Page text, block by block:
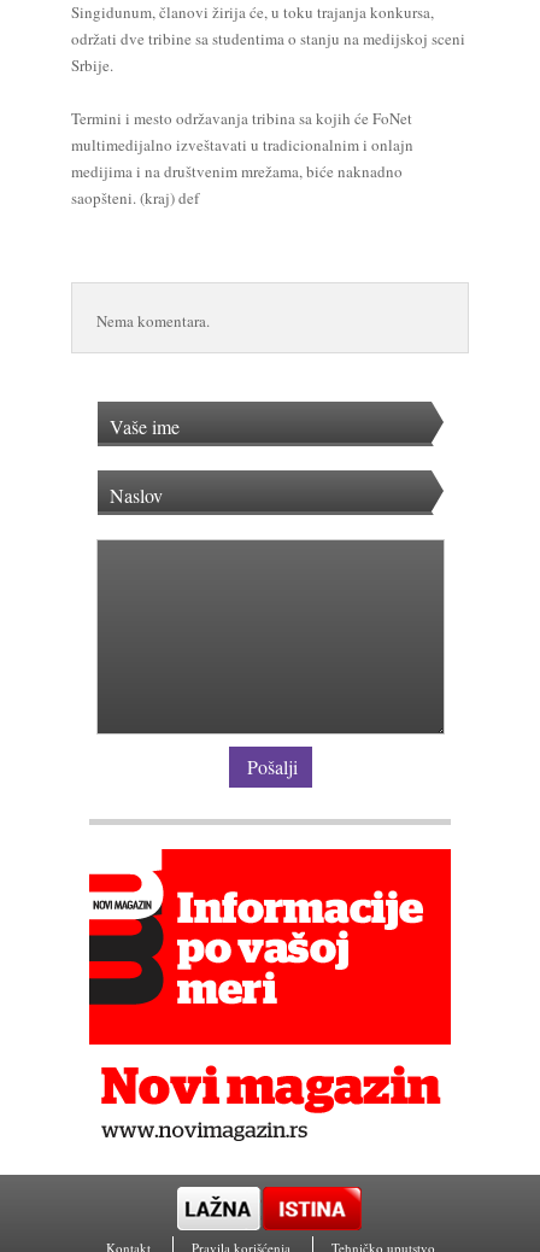
Singidunum, članovi žirija će, u toku trajanja konkursa,
održati dve tribine sa studentima o stanju na medijskoj sceni
Srbije.
Termini i mesto održavanja tribina sa kojih će FoNet
multimedijalno izveštavati u tradicionalnim i onlajn
medijima i na društvenim mrežama, biće naknadno
saopšteni. (kraj) def
Nema komentara.
Pošalji
Kontakt Pravila korišćenja Tehničko uputstvo